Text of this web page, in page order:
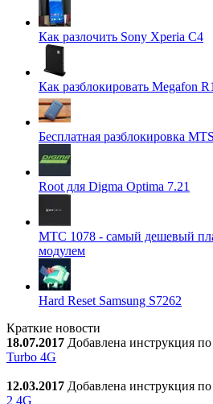
Как разлочить Sony Xperia С4
Как разблокировать Megafon
Бесплатная разблокировка
Root для Digma Optima 7.21
МТС 1078 - самый дешевый
модулем
Hard Reset Samsung S7262
Краткие новости
18.07.2017 Добавлена инструкция по
Turbo 4G
12.03.2017 Добавлена инструкция по
2 4G